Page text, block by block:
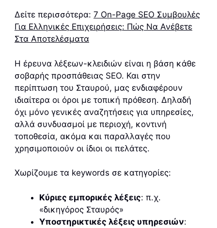
Δείτε περισσότερα: 7 On-Page SEO Συμβουλές
Για Ελληνικές Επιχειρήσεις: Πώς Να Ανέβετε
Στα Αποτελέσματα
Η έρευνα λέξεων-κλειδιών είναι η βάση κάθε
σοβαρής προσπάθειας SEO. Και στην
περίπτωση του Σταυρού, μας ενδιαφέρουν
ιδιαίτερα οι όροι με τοπική πρόθεση. Δηλαδή
όχι μόνο γενικές αναζητήσεις για υπηρεσίες,
αλλά συνδυασμοί με περιοχή, κοντινή
τοποθεσία, ακόμα και παραλλαγές που
χρησιμοποιούν οι ίδιοι οι πελάτες.
Χωρίζουμε τα keywords σε κατηγορίες:
Κύριες εμπορικές λέξεις: π.χ.
«δικηγόρος Σταυρός»
Υποστηρικτικές λέξεις υπηρεσιών: